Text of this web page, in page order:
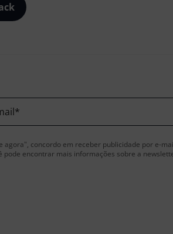
*
agora", concordo em receber publicidade por e-
pode encontrar mais informações sobre a